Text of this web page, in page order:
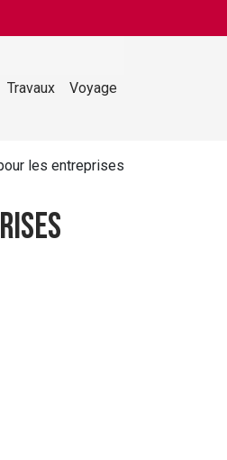
Travaux Voyage
les entreprises